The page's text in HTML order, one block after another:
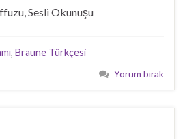
Sesli Okunuşu
, Braune Türkçesi
Yorum bırak